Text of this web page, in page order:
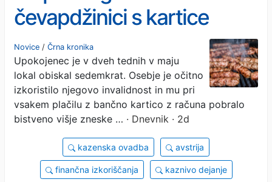
čevapdžinici s kartice
pobrali skoraj 5000 evrov
prihrankov za lastni
pogreb
Novice / Črna kronika
Upokojenec je v dveh tednih v maju
lokal obiskal sedemkrat. Osebje je očitno
izkoristilo njegovo invalidnost in mu pri
vsakem plačilu z bančno kartico z računa pobralo
bistveno višje zneske … · Dnevnik · 2d
kazenska ovadba avstrija
finančna izkoriščanja kaznivo dejanje